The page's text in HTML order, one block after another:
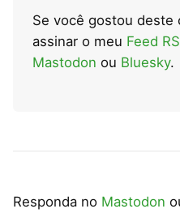
Se você gostou deste
assinar o meu Feed
Mastodon ou Bluesky.
Responda no Mastodon